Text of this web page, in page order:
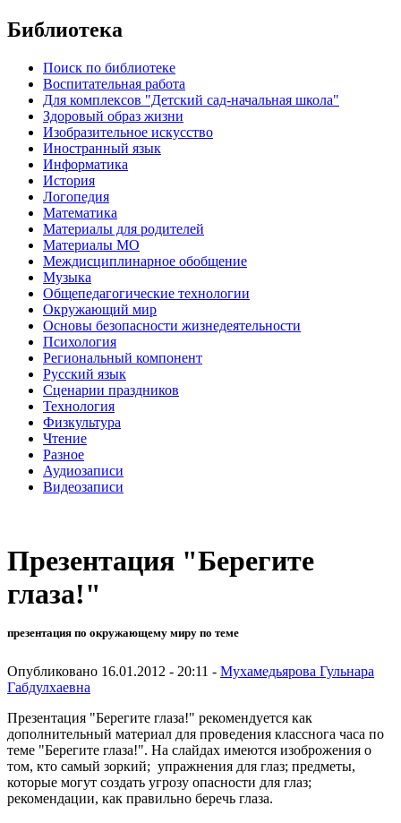
Библиотека
Поиск по библиотеке
Воспитательная работа
Для комплексов "Детский сад-начальная школа"
Здоровый образ жизни
Изобразительное искусство
Иностранный язык
Информатика
История
Логопедия
Математика
Материалы для родителей
Материалы МО
Междисциплинарное обобщение
Музыка
Общепедагогические технологии
Окружающий мир
Основы безопасности жизнедеятельности
Психология
Региональный компонент
Русский язык
Сценарии праздников
Технология
Физкультура
Чтение
Разное
Аудиозаписи
Видеозаписи
Презентация "Берегите
глаза!"
презентация по окружающему миру по теме
Опубликовано 16.01.2012 - 20:11 - Мухамедьярова Гульнара
Габдулхаевна
Презентация "Берегите глаза!" рекомендуется как
дополнительный материал для проведения класснога часа по
теме "Берегите глаза!". На слайдах имеются изоброжения о
том, кто самый зоркий; упражнения для глаз; предметы,
которые могут создать угрозу опасности для глаз;
рекомендации, как правильно беречь глаза.